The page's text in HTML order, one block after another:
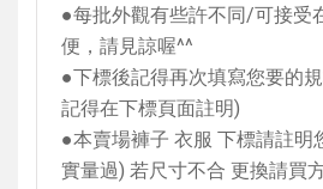
●每批外觀有些許不同/可接受
便，請見諒喔^^
●下標後記得再次填寫您要的
記得在下標頁面註明)
●本賣場褲子 衣服 下標請註明
實量過) 若尺寸不合 更換請買